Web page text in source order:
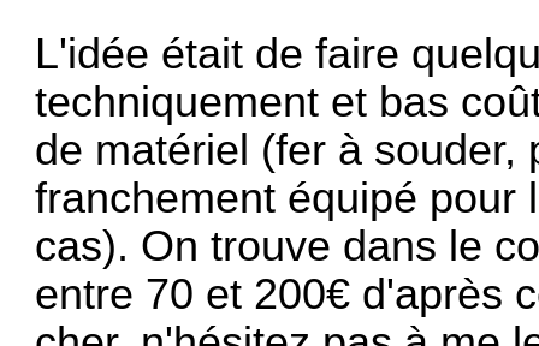
L'idée était de faire
techniquement et bas
de matériel (fer à souder,
franchement équipé pour
cas). On trouve dans le
entre 70 et 200€ d'après